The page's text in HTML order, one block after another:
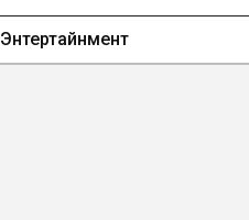
Энтертайнмент